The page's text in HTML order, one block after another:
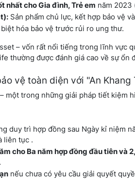
nhất cho Gia đình, Trẻ em năm 2023
Sản phẩm chủ lực, kết hợp bảo vệ
hóa bảo vệ trước rủi ro ung thư.
– vốn rất nổi tiếng trong lĩnh vực
thường được đánh giá cao về sự ổn
vệ toàn diện với "An Khang
– một trong những giải pháp tiết kiệm
duy trì hợp đồng sau Ngày kỉ niệm
liên tục .
cho Ba năm hợp đồng đầu tiên và
nếu chưa có yêu cầu giải quyết